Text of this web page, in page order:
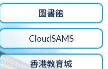
圖書館
CloudSAMS
香港教育城